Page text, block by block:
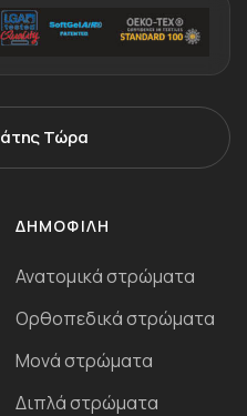
Τώρα
ΔΗΜΟΦΙΛΗ
Ανατομικά στρώματα
Ορθοπεδικά στρώματα
Μονά στρώματα
Διπλά στρώματα